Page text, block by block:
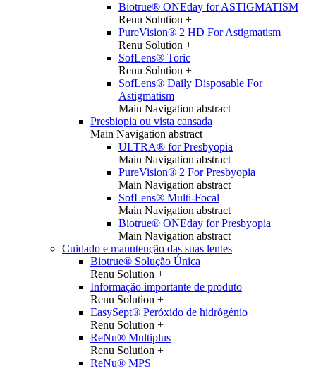
Biotrue® ONEday for ASTIGMATISM
Renu Solution +
PureVision® 2 HD For Astigmatism
Renu Solution +
SofLens® Toric
Renu Solution +
SofLens® Daily Disposable For
Astigmatism
Main Navigation abstract
Presbiopia ou vista cansada
Main Navigation abstract
ULTRA® for Presbyopia
Main Navigation abstract
PureVision® 2 For Presbyopia
Main Navigation abstract
SofLens® Multi-Focal
Main Navigation abstract
Biotrue® ONEday for Presbyopia
Main Navigation abstract
Cuidado e manutenção das suas lentes
Biotrue® Solução Única
Renu Solution +
Informação importante de produto
Renu Solution +
EasySept® Peróxido de hidrógénio
Renu Solution +
ReNu® Multiplus
Renu Solution +
ReNu® MPS